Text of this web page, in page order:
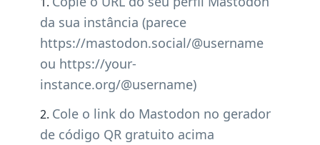
da sua instância (parece
https://mastodon.social/@username
ou https://your-
instance.org/@username)
Cole o link do Mastodon no gerador
de código QR gratuito acima